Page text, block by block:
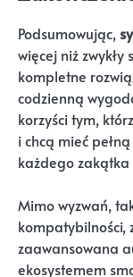
Podsumowując,
więcej niż
kompletne
codzienną
korzyści tym,
i chcą mieć
każdego zakątka
Mimo wyzwań,
kompatybilności,
zaawansowana
ekosystemem